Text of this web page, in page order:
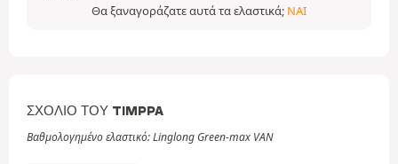
Θα ξαναγοράζατε αυτά τα ελαστικά; ΝΑΙ
ΣΧΌΛΙΟ ΤΟΥ TIMPPA
Βαθμολογημένο ελαστικό: Linglong Green-max VAN